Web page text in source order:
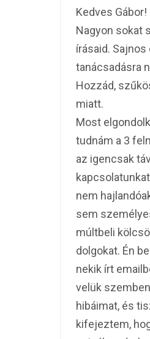
Kedves Gábor!
Nagyon sokat
írásaid. Sajnos
tanácsadásra
Hozzád,
miatt.
Most
tudnám a 3
az igencsak
nem
sem
múltbeli
dolgokat. Én
nekik írt
velük
hibáimat, és
kifejeztem,